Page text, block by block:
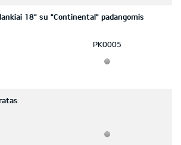
18" su "Continental" padangomis
PK0005